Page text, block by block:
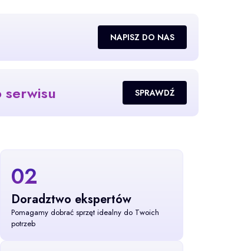
NAPISZ DO NAS
serwisu SPRAWDŹ
02
Doradztwo ekspertów
Pomagamy dobrać sprzęt idealny do Twoich
potrzeb